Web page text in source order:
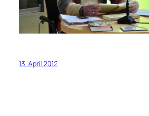
13. April 2012